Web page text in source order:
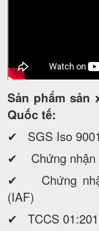
Sản phẩm sản
Quốc tế:
✔ SGS Iso
✔ Chứng nhận
✔ Chứng
(IAF)
✔ TCCS